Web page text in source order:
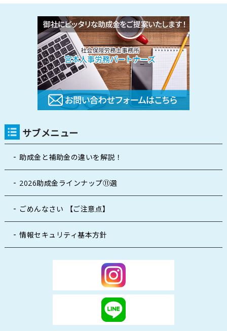
サブメニュー
助成金と補助金の違いを解説！
2026助成金ラインナップ⑪選
ごめんなさい 【ご注意点】
情報セキュリティ基本方針